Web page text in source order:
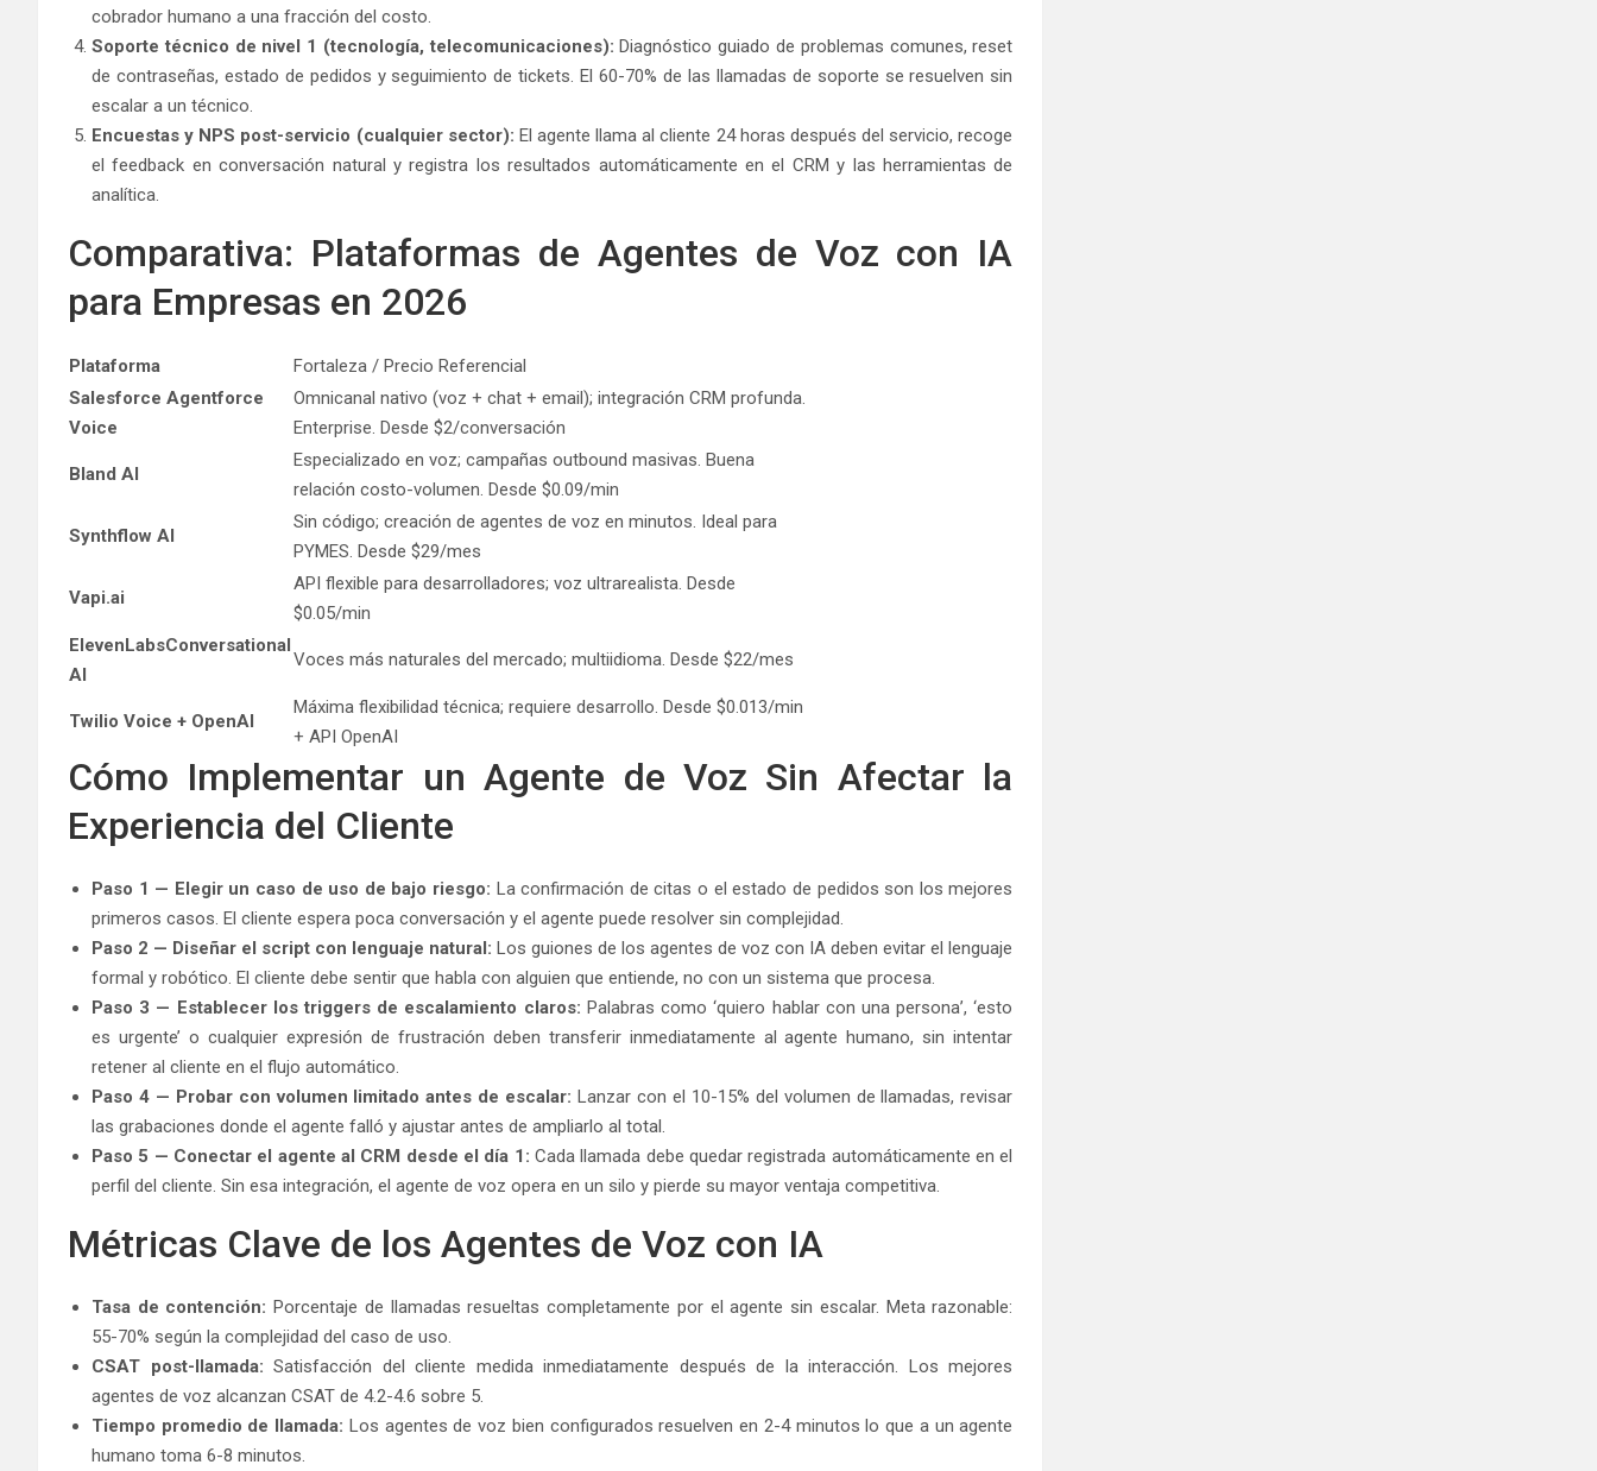
cobrador humano a una fracción del costo.
Soporte técnico de nivel 1 (tecnología, telecomunicaciones): Diagnóstico guiado de problemas comunes, reset
de contraseñas, estado de pedidos y seguimiento de tickets. El 60-70% de las llamadas de soporte se resuelven sin
escalar a un técnico.
Encuestas y NPS post-servicio (cualquier sector): El agente llama al cliente 24 horas después del servicio, recoge
el feedback en conversación natural y registra los resultados automáticamente en el CRM y las herramientas de
analítica.
Comparativa: Plataformas de Agentes de Voz con IA
para Empresas en 2026
Plataforma
Fortaleza / Precio Referencial
Salesforce Agentforce
Voice
Omnicanal nativo (voz + chat + email); integración CRM profunda.
Enterprise. Desde $2/conversación
Bland AI
Especializado en voz; campañas outbound masivas. Buena
relación costo-volumen. Desde $0.09/min
Synthflow AI
Sin código; creación de agentes de voz en minutos. Ideal para
PYMES. Desde $29/mes
Vapi.ai
API flexible para desarrolladores; voz ultrarealista. Desde
$0.05/min
ElevenLabsConversational
AI
Voces más naturales del mercado; multiidioma. Desde $22/mes
Twilio Voice + OpenAI
Máxima flexibilidad técnica; requiere desarrollo. Desde $0.013/min
+ API OpenAI
Cómo Implementar un Agente de Voz Sin Afectar la
Experiencia del Cliente
Paso 1 — Elegir un caso de uso de bajo riesgo: La confirmación de citas o el estado de pedidos son los mejores
primeros casos. El cliente espera poca conversación y el agente puede resolver sin complejidad.
Paso 2 — Diseñar el script con lenguaje natural: Los guiones de los agentes de voz con IA deben evitar el lenguaje
formal y robótico. El cliente debe sentir que habla con alguien que entiende, no con un sistema que procesa.
Paso 3 — Establecer los triggers de escalamiento claros: Palabras como ‘quiero hablar con una persona’, ‘esto
es urgente’ o cualquier expresión de frustración deben transferir inmediatamente al agente humano, sin intentar
retener al cliente en el flujo automático.
Paso 4 — Probar con volumen limitado antes de escalar: Lanzar con el 10-15% del volumen de llamadas, revisar
las grabaciones donde el agente falló y ajustar antes de ampliarlo al total.
Paso 5 — Conectar el agente al CRM desde el día 1: Cada llamada debe quedar registrada automáticamente en el
perfil del cliente. Sin esa integración, el agente de voz opera en un silo y pierde su mayor ventaja competitiva.
Métricas Clave de los Agentes de Voz con IA
Tasa de contención: Porcentaje de llamadas resueltas completamente por el agente sin escalar. Meta razonable:
55-70% según la complejidad del caso de uso.
CSAT post-llamada: Satisfacción del cliente medida inmediatamente después de la interacción. Los mejores
agentes de voz alcanzan CSAT de 4.2-4.6 sobre 5.
Tiempo promedio de llamada: Los agentes de voz bien configurados resuelven en 2-4 minutos lo que a un agente
humano toma 6-8 minutos.